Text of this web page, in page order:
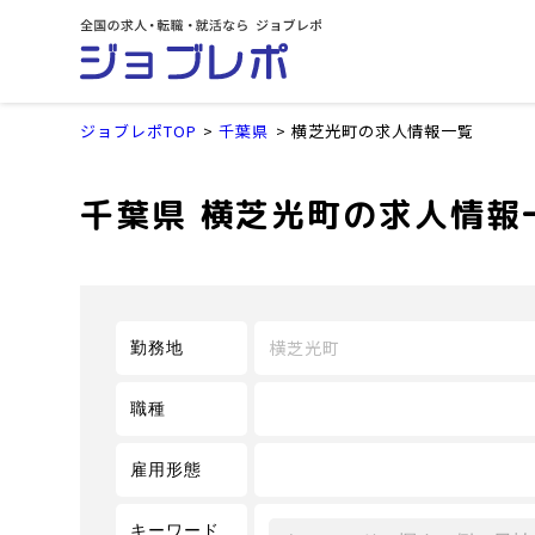
ジョブレポTOP 千葉県 横芝光町の求人情報一覧
千葉県 横芝光町の求人情報
勤務地 横芝光町
職種
雇用形態
キーワード